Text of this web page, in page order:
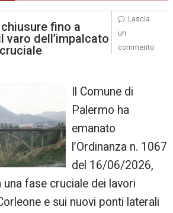
fino a
varo dell’impalcato
Il Comune di
Palermo ha
emanato
l’Ordinanza n. 1067
del 16/06/2026,
fase cruciale dei lavori
e sui nuovi ponti laterali
Lascia
un
commento